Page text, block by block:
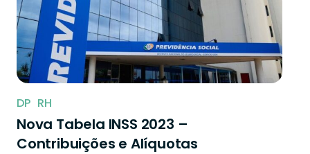
DP RH
Nova Tabela INSS 2023 –
Contribuições e Alíquotas